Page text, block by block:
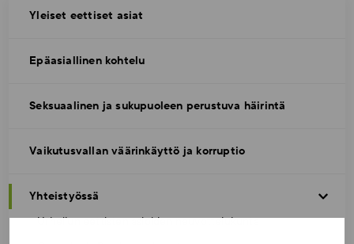
Yleiset eettiset asiat
Epäasiallinen kohtelu
Seksuaalinen ja sukupuoleen perustuva häirintä
Vaikutusvallan väärinkäyttö ja korruptio
Yhteistyössä
Urheilun eettisten asioiden neuvottelukunta